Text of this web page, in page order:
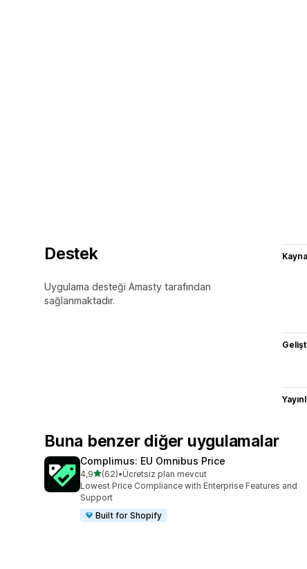
Destek
Uygulama desteği Amasty tarafından
sağlanmaktadır.
Buna benzer diğer uygulamalar
Complimus: EU Omnibus Price
4,95 yıldız üzerinden
(62)
toplam 62 değerlendirme
•Ücretsiz plan mevcut
Lowest Price Compliance with Enterprise Features and
Support
Built for Shopify